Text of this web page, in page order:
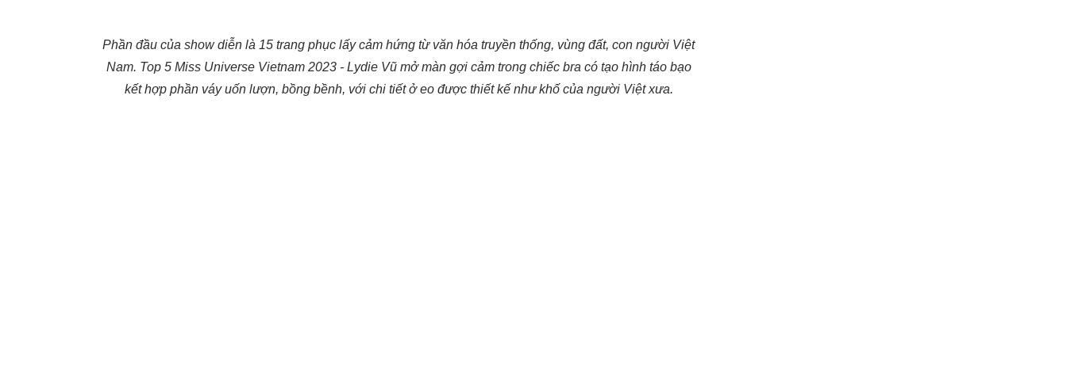
Phần đầu của show diễn là 15 trang phục lấy cảm hứng từ văn hóa truyền thống, vùng đất, con người Việt
Nam. Top 5 Miss Universe Vietnam 2023 - Lydie Vũ mở màn gợi cảm trong chiếc bra có tạo hình táo bạo
kết hợp phần váy uốn lượn, bồng bềnh, với chi tiết ở eo được thiết kế như khố của người Việt xưa.